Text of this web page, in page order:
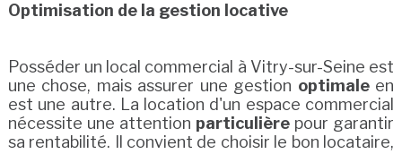
Optimisation de la gestion locative
Posséder un local commercial à Vitry-sur-Seine est
une chose, mais assurer une gestion optimaleen
est une autre. La location d'un espace commercial
nécessite une attention particulière pour garantir
sa rentabilité. Il convient de choisir le bon locataire,